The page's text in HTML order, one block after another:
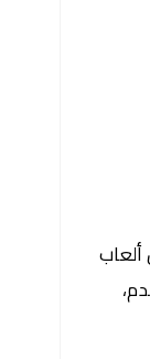
أكثر من 30 رياضة تشمل ألعاب